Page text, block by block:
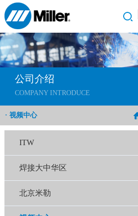
公司介绍
COMPANY INTRODUCE
· 视频中心
ITW
焊接大中华区
北京米勒